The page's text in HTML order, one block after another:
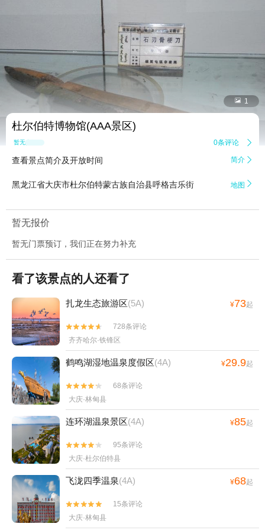
 1
杜尔伯特博物馆(AAA景区)
暂无点评 0条评论 
查看景点简介及开放时间 简介 
黑龙江省大庆市杜尔伯特蒙古族自治县呼格吉乐街 地图 
暂无报价
暂无门票预订，我们正在努力补充
看了该景点的人还看了
扎龙生态旅游区(5A) ¥73起


728条评论
齐齐哈尔·铁锋区
鹤鸣湖湿地温泉度假区(4A) ¥29.9起


68条评论
大庆·林甸县
连环湖温泉景区(4A) ¥85起


95条评论
大庆·杜尔伯特县
飞泷四季温泉(4A) ¥68起


15条评论
大庆·林甸县